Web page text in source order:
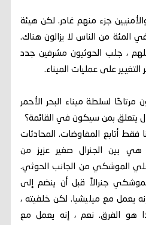
جزء منهم غادر. لكن هيئة
البحر الأحمر ، ربما 95 في المئة من الناس لا يزالون هناك.
، جلب الحوثيون مشرفين جدد
التغيير على عمليات الميناء.
لسلطة ميناء البحر الأحمر
يتعلق بمن سيكون في القائمة؟
أتابع المفاوضات. المحادثات
هي بين الجنرال صغير عزيز من
علي الموشكي من الجانب الحوثي.
جنرالاً قبل أن ينضم إلى
يعمل مع ميليشيا. لكن خلفيته ،
هو الفرق. نعم ، إنه يعمل مع